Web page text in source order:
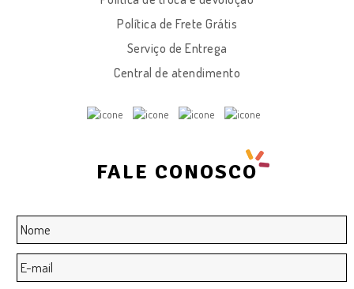
Política de Frete Grátis
Serviço de Entrega
Central de atendimento
FALE CONOSCO
Nome *
E-
mail *